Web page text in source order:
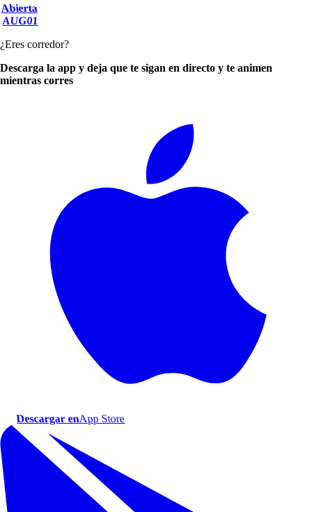
Abierta
AUG01
¿Eres corredor?
Descarga la app y deja que te sigan en directo y te animen
mientras corres
Descargar enApp Store